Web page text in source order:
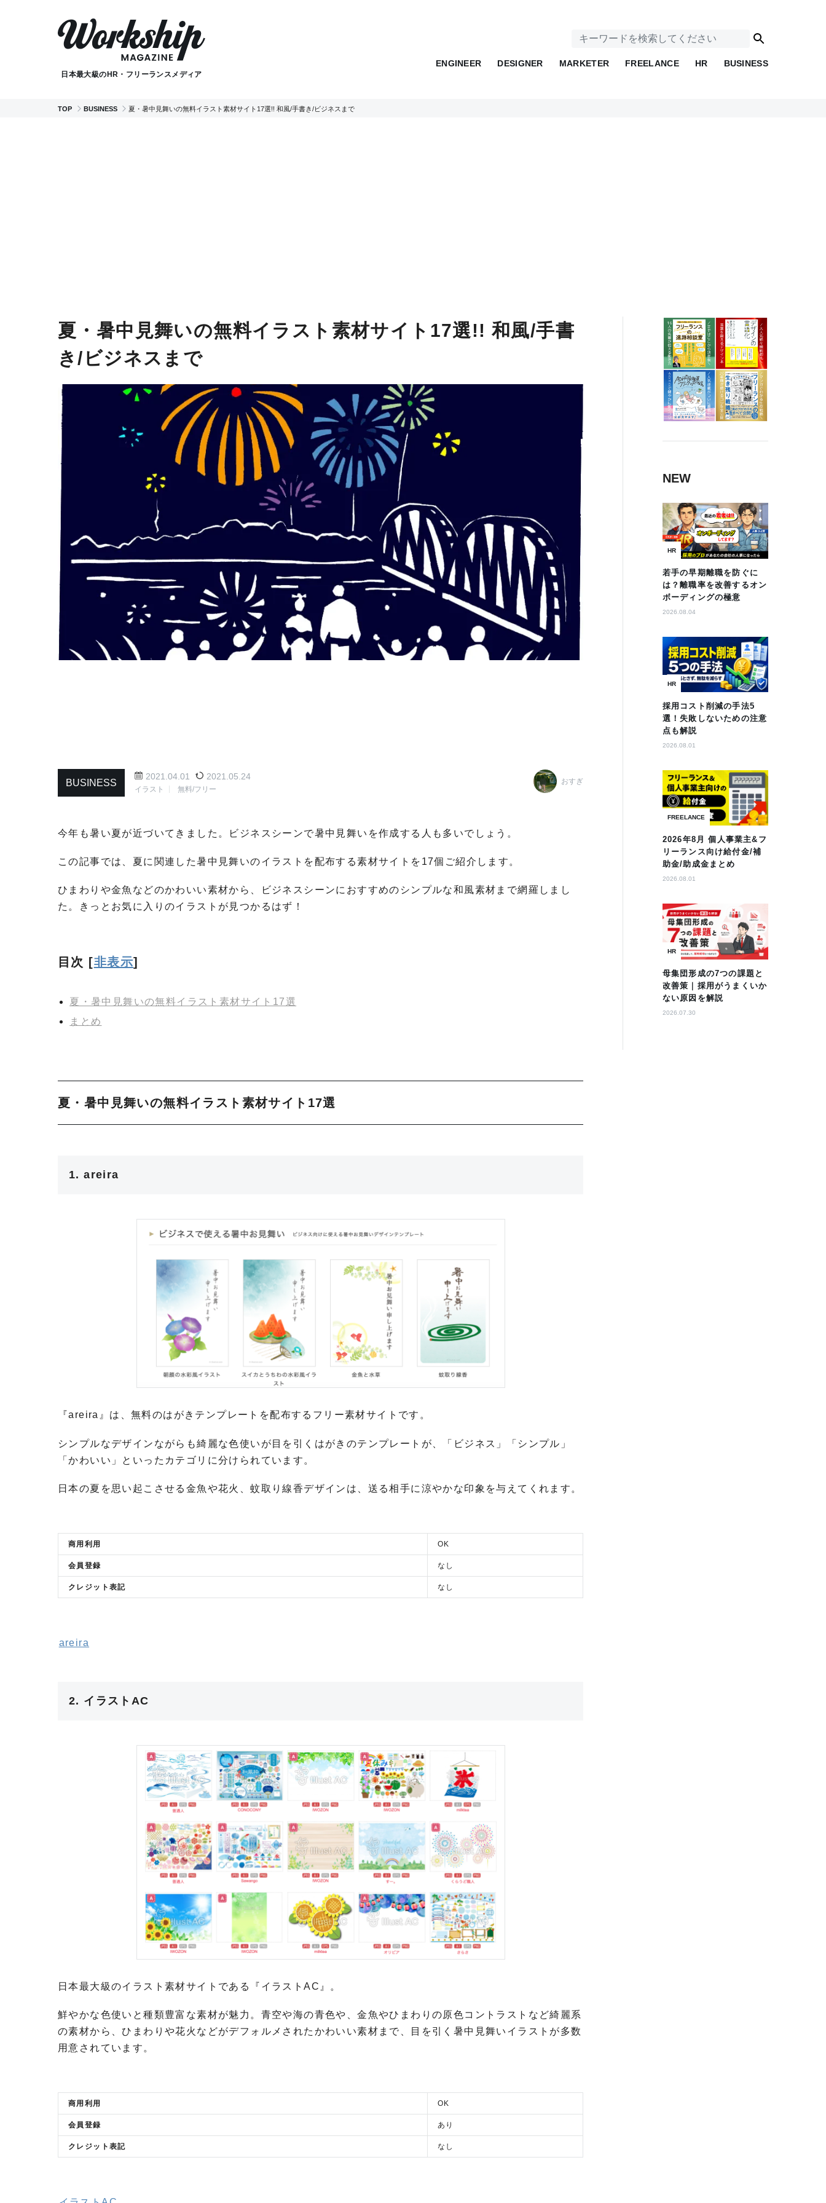
日本最大級のHR・フリーランスメディア
ENGINEER DESIGNER MARKETER FREELANCE HR BUSINESS
TOP BUSINESS 夏・暑中見舞いの無料イラスト素材サイト17選!! 和風/手書き/ビジネスまで
夏・暑中見舞いの無料イラスト素材サイト17選!! 和風/手書
き/ビジネスまで
BUSINESS おすぎ
2021.04.01 2021.05.24
イラスト 無料/フリー
今年も暑い夏が近づいてきました。ビジネスシーンで暑中見舞いを作成する人も多いでしょう。
この記事では、夏に関連した暑中見舞いのイラストを配布する素材サイトを17個ご紹介します。
ひまわりや金魚などのかわいい素材から、ビジネスシーンにおすすめのシンプルな和風素材まで網羅しまし
た。きっとお気に入りのイラストが見つかるはず！
目次 [非表示]
夏・暑中見舞いの無料イラスト素材サイト17選
まとめ
夏・暑中見舞いの無料イラスト素材サイト17選
1. areira
『areira』は、無料のはがきテンプレートを配布するフリー素材サイトです。
シンプルなデザインながらも綺麗な色使いが目を引くはがきのテンプレートが、「ビジネス」「シンプル」
「かわいい」といったカテゴリに分けられています。
日本の夏を思い起こさせる金魚や花火、蚊取り線香デザインは、送る相手に涼やかな印象を与えてくれます。
商用利用 OK
会員登録 なし
クレジット表記 なし
areira
2. イラストAC
日本最大級のイラスト素材サイトである『イラストAC』。
鮮やかな色使いと種類豊富な素材が魅力。青空や海の青色や、金魚やひまわりの原色コントラストなど綺麗系
の素材から、ひまわりや花火などがデフォルメされたかわいい素材まで、目を引く暑中見舞いイラストが多数
用意されています。
商用利用 OK
会員登録 あり
クレジット表記 なし
NEW
HR
若手の早期離職を防ぐに
は？離職率を改善するオン
ボーディングの極意
2026.08.04
HR
採用コスト削減の手法5
選！失敗しないための注意
点も解説
2026.08.01
FREELANCE
2026年8月 個人事業主&フ
リーランス向け給付金/補
助金/助成金まとめ
2026.08.01
HR
母集団形成の7つの課題と
改善策｜採用がうまくいか
ない原因を解説
2026.07.30